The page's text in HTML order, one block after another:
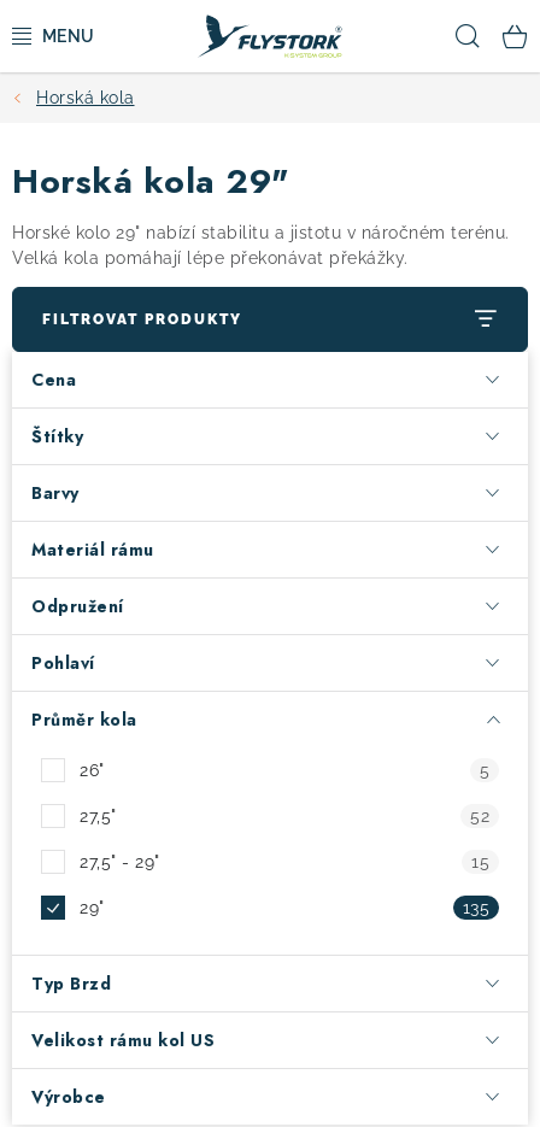
na
CYKLISTIKA
ZIMNÍ SPORTY
KOLOBĚŽKY
OBLEČENÍ A BOTY
DOPLŇKY
CAMPING
VÝPRODEJ
Testovací centrum
Horská kola
Horská kola 29"
Horské kolo 29" nabízí stabilitu a jistotu v náročném terénu.
Velká kola pomáhají lépe překonávat překážky.
FILTROVAT PRODUKTY
Cena
Štítky
Barvy
Materiál rámu
Odpružení
Pohlaví
Průměr kola
26" 5
27,5" 52
27,5" - 29" 15
29" 135
Typ Brzd
Velikost rámu kol US
Výrobce